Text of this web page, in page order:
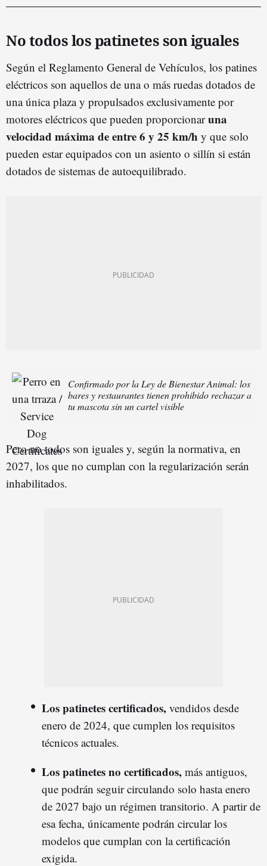
No todos los patinetes son iguales
Según el Reglamento General de Vehículos, los patines
eléctricos son aquellos de una o más ruedas dotados de
una única plaza y propulsados exclusivamente por
motores eléctricos que pueden proporcionaruna
velocidad máxima de entre 6 y 25 km/h y que solo
pueden estar equipados con un asiento o sillín si están
dotados de sistemas de autoequilibrado.
Confirmado por la Ley de Bienestar Animal: los
bares y restaurantes tienen prohibido rechazar a
tu mascota sin un cartel visible
Pero no todos son iguales y, según la normativa, en
2027, los que no cumplan con la regularización serán
inhabilitados.
Los patinetes certificados, vendidos desde
enero de 2024, que cumplen los requisitos
técnicos actuales.
Los patinetes no certificados, más antiguos,
que podrán seguir circulando solo hasta enero
de 2027 bajo un régimen transitorio. A partir de
esa fecha, únicamente podrán circular los
modelos que cumplan con la certificación
exigida.